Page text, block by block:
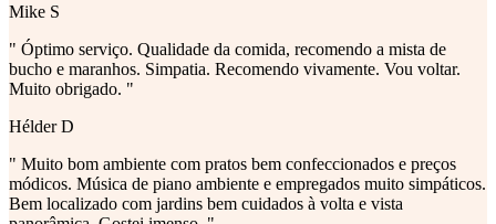
Mike S
" Óptimo serviço. Qualidade da comida, recomendo a mista de
bucho e maranhos. Simpatia. Recomendo vivamente. Vou voltar.
Muito obrigado. "
Hélder D
" Muito bom ambiente com pratos bem confeccionados e preços
módicos. Música de piano ambiente e empregados muito simpáticos.
Bem localizado com jardins bem cuidados à volta e vista